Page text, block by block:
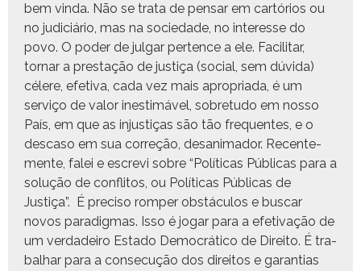
bem vin­da. Não se tra­ta de pen­sar em cartórios ou
no judi­ciário, mas na sociedade, no inter­esse do
povo. O poder de jul­gar per­tence a ele. Facil­i­tar,
tornar a prestação de justiça (social, sem dúvi­da)
célere, efe­ti­va, cada vez mais apro­pri­a­da, é um
serviço de val­or ines­timáv­el, sobre­tu­do em nos­so
País, em que as injustiças são tão fre­quentes, e o
desca­so em sua cor­reção, desan­i­mador. Recen­te­
mente, falei e escrevi sobre “Políti­cas Públi­cas para a
solução de con­fli­tos, ou Políti­cas Públi­cas de
Justiça”. É pre­ciso romper obstácu­los e bus­car
novos par­a­dig­mas. Isso é jog­ar para a efe­ti­vação de
um ver­dadeiro Esta­do Democráti­co de Dire­ito. É tra­
bal­har para a con­se­cução dos dire­itos e garan­tias